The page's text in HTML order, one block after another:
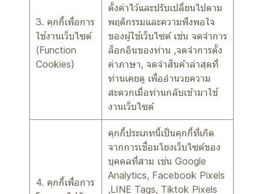
3. คุกกี้เพื่อการ
ใช้งานเว็บไซต์
(Function
Cookies)
ตั้งค่าไว้และปรับเปลี่ยนไปตาม
พฤติกรรมและความพึงพอใจ
ของผู้ใช้เว็บไซต์ เช่น จดจำการ
ล็อกอินของท่าน ,จดจำการตั้ง
ค่าภาษา, จดจำสินค้าล่าสุดที่
ท่านเคยดู เพื่ออำนวยความ
สะดวกเมื่อท่านกลับเข้ามาใช้
งานเว็บไซต์
4. คุกกี้เพื่อการ
คุกกี้ประเภทนี้เป็นคุกกี้ที่เกิด
จากการเชื่อมโยงเว็บไซต์ของ
บุคคลที่สาม เช่น Google
Analytics, Facebook Pixels
,LINE Tags, Tiktok Pixels